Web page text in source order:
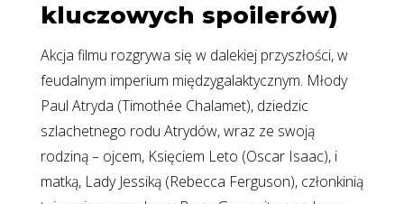
kluczowych spoilerów)
Akcja filmu rozgrywa się w dalekiej przyszłości, w
feudalnym imperium międzygalaktycznym. Młody
Paul Atryda (Timothée Chalamet), dziedzic
szlachetnego rodu Atrydów, wraz ze swoją
rodziną – ojcem, Księciem Leto (Oscar Isaac), i
matką, Lady Jessiką (Rebecca Ferguson), członkinią